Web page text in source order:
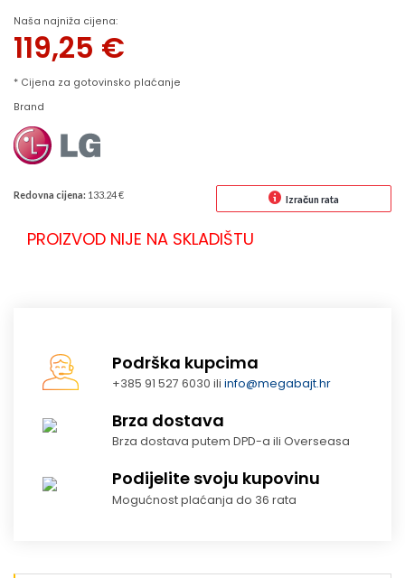
Naša najniža cijena:
119,25 €
* Cijena za gotovinsko plaćanje
Brand
Redovna cijena: 133.24 € Izračun rata
PROIZVOD NIJE NA SKLADIŠTU
Podrška kupcima
+385 91 527 6030 iliinfo@megabajt.hr
Brza dostava
Brza dostava putem DPD-a ili Overseasa
Podijelite svoju kupovinu
Mogućnost plaćanja do 36 rata